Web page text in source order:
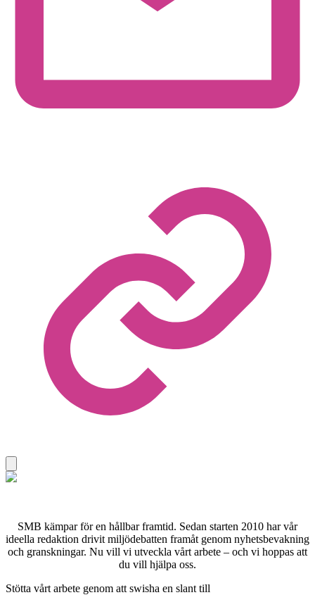
SMB kämpar för en hållbar framtid. Sedan starten 2010 har vår
ideella redaktion drivit miljödebatten framåt genom nyhetsbevakning
och granskningar. Nu vill vi utveckla vårt arbete – och vi hoppas att
du vill hjälpa oss.
Stötta vårt arbete genom att swisha en slant till